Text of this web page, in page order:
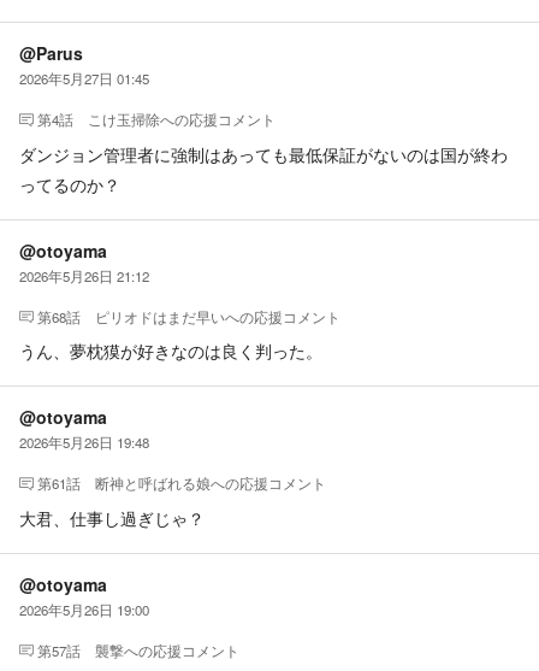
@Parus
2026年5月27日 01:45
第4話 こけ玉掃除への応援コメント
ダンジョン管理者に強制はあっても最低保証がないのは国が終わ
ってるのか？
@otoyama
2026年5月26日 21:12
第68話 ピリオドはまだ早いへの応援コメント
うん、夢枕獏が好きなのは良く判った。
@otoyama
2026年5月26日 19:48
第61話 断神と呼ばれる娘への応援コメント
大君、仕事し過ぎじゃ？
@otoyama
2026年5月26日 19:00
第57話 襲撃への応援コメント